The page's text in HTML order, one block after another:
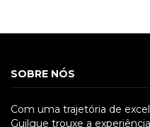
SOBRE NÓS
Com uma trajetória de
Guilgue trouxe a